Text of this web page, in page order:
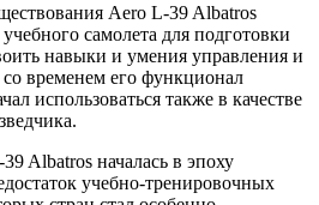
Aero L-39 Albatros
самолета для подготовки
навыки и умения управления и
временем его функционал
использоваться также в качестве
Albatros началась в эпоху
учебно-тренировочных